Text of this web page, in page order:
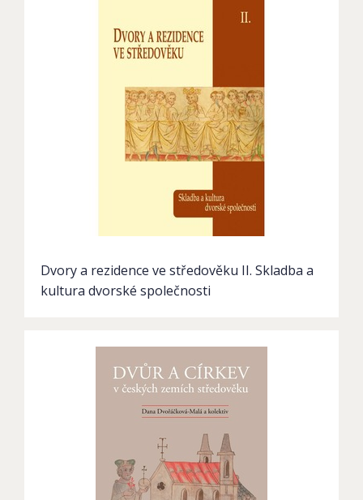
Dvory a rezidence ve středověku II. Skladba a
kultura dvorské společnosti